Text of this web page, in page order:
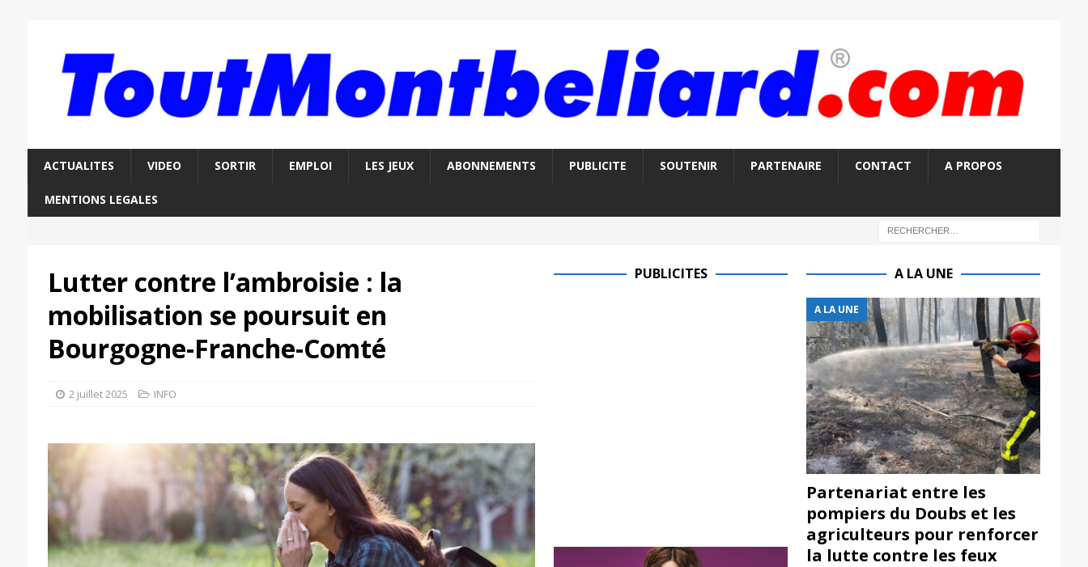
ACTUALITES VIDEO SORTIR EMPLOI LES JEUX ABONNEMENTS PUBLICITE SOUTENIR PARTENAIRE CONTACT A PROPOS
MENTIONS LEGALES
Lutter contre l’ambroisie : la
mobilisation se poursuit en
Bourgogne-Franche-Comté
2 juillet 2025 INFO
PUBLICITES A LA UNE
A LA UNE
Partenariat entre les
pompiers du Doubs et les
agriculteurs pour renforcer
la lutte contre les feux